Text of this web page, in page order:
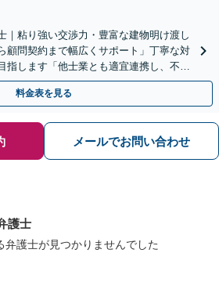
｜粘り強い交渉力・豊富な建物明け渡し
顧問契約まで幅広くサポート」丁寧な対
指します「他士業とも適宜連携し、不動
戦略的なアドバイスを提供」
料金表を見る
メールでお問い合わせ
護士
弁護士が見つかりませんでした